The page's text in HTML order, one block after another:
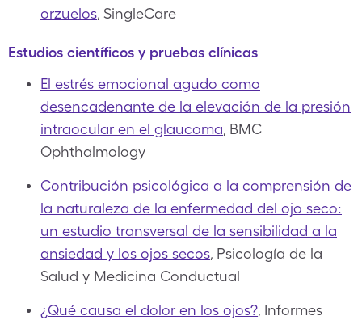
orzuelos, SingleCare
Estudios científicos y pruebas clínicas
El estrés emocional agudo como
desencadenante de la elevación de la presión
intraocular en el glaucoma, BMC
Ophthalmology
Contribución psicológica a la comprensión de
la naturaleza de la enfermedad del ojo seco:
un estudio transversal de la sensibilidad a la
ansiedad y los ojos secos, Psicología de la
Salud y Medicina Conductual
¿Qué causa el dolor en los ojos?, Informes